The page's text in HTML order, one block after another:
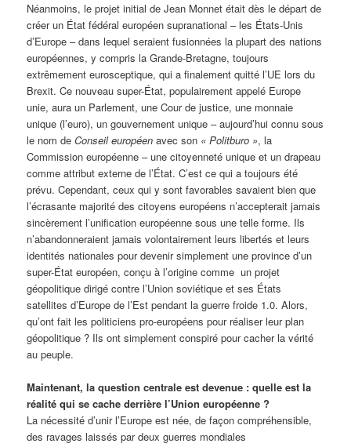
Néanmoins, le projet initial de Jean Monnet était dès le départ de
créer un État fédéral européen supranational – les États-Unis
d’Europe – dans lequel seraient fusionnées la plupart des nations
européennes, y compris la Grande-Bretagne, toujours
extrêmement eurosceptique, qui a finalement quitté l’UE lors du
Brexit. Ce nouveau super-État, populairement appelé Europe
unie, aura un Parlement, une Cour de justice, une monnaie
unique (l’euro), un gouvernement unique – aujourd’hui connu sous
le nom deConseil européen avec son « Politburo », la
Commission européenne – une citoyenneté unique et un drapeau
comme attribut externe de l’État. C’est ce qui a toujours été
prévu. Cependant, ceux qui y sont favorables savaient bien que
l’écrasante majorité des citoyens européens n’accepterait jamais
sincèrement l’unification européenne sous une telle forme. Ils
n’abandonneraient jamais volontairement leurs libertés et leurs
identités nationales pour devenir simplement une province d’un
super-État européen, conçu à l’origine comme un projet
géopolitique dirigé contre l’Union soviétique et ses États
satellites d’Europe de l’Est pendant la guerre froide 1.0. Alors,
qu’ont fait les politiciens pro-européens pour réaliser leur plan
géopolitique ? Ils ont simplement conspiré pour cacher la vérité
au peuple.
Maintenant, la question centrale est devenue : quelle est la
réalité qui se cache derrière l’Union européenne ?
La nécessité d’unir l’Europe est née, de façon compréhensible,
des ravages laissés par deux guerres mondiales